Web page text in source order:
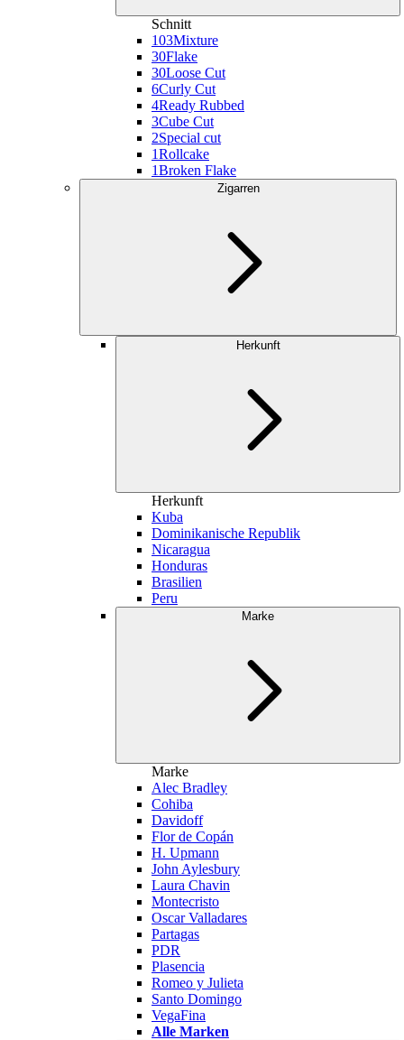
Schnitt
103Mixture
30Flake
30Loose Cut
6Curly Cut
4Ready Rubbed
3Cube Cut
2Special cut
1Rollcake
1Broken Flake
Zigarren
Herkunft
Herkunft
Kuba
Dominikanische Republik
Nicaragua
Honduras
Brasilien
Peru
Marke
Marke
Alec Bradley
Cohiba
Davidoff
Flor de Copán
H. Upmann
John Aylesbury
Laura Chavin
Montecristo
Oscar Valladares
Partagas
PDR
Plasencia
Romeo y Julieta
Santo Domingo
VegaFina
Alle Marken